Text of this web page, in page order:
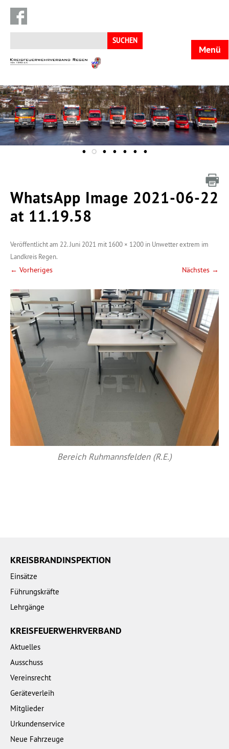
Suchen
nach:
KFV
Menü
WhatsApp Image 2021-06-22
at 11.19.58
Veröffentlicht am 22. Juni 2021 mit 1600 × 1200 in Unwetter extrem im
Landkreis Regen.
← Vorheriges Nächstes →
Bereich Ruhmannsfelden (R.E.)
KREISBRANDINSPEKTION
Einsätze
Führungskräfte
Lehrgänge
KREISFEUERWEHRVERBAND
Aktuelles
Ausschuss
Vereinsrecht
Geräteverleih
Mitglieder
Urkundenservice
Neue Fahrzeuge